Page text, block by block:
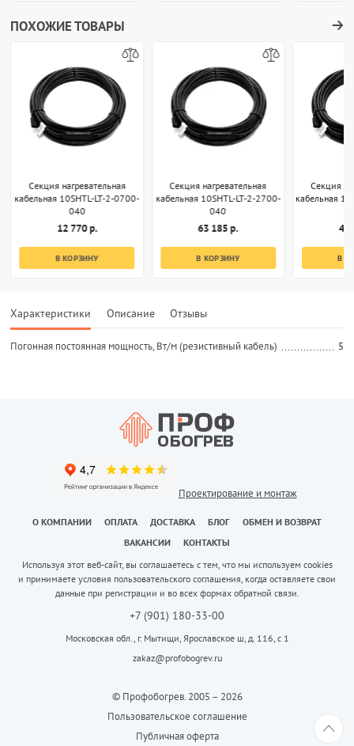
ПОХОЖИЕ ТОВАРЫ
Секция нагревательная
кабельная 10SHTL-LT-2-0700-
040
12 770 р.
В КОРЗИНУ
Секция нагревательная
кабельная 10SHTL-LT-2-2700-
040
63 185 р.
В КОРЗИНУ
Секция
кабельная
48
В
Характеристики Описание Отзывы
Погонная постоянная мощность, Вт/м (резистивный кабель) 5
Проектирование и монтаж
О КОМПАНИИ ОПЛАТА ДОСТАВКА БЛОГ
ОБМЕН И ВОЗВРАТ
ВАКАНСИИ
КОНТАКТЫ
Используя этот веб-сайт, вы соглашаетесь с тем, что мы используем cookies
и принимаете условия пользовательского соглашения, когда оставляете свои
данные при регистрации и во всех формах обратной связи.
+7 (901) 180-33-00
Московская обл., г. Мытищи, Ярославское ш, д. 116, с 1
zakaz@profobogrev.ru
© Профобогрев. 2005 – 2026
Пользовательское соглашение
Публичная оферта